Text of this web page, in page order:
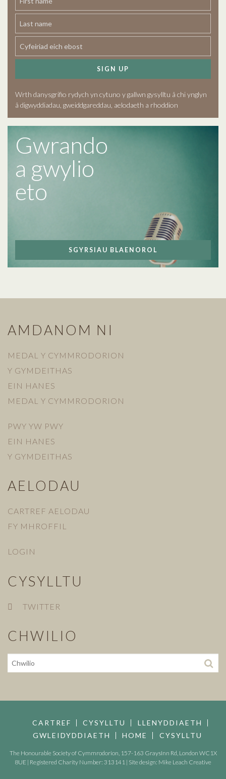
SIGN UP
Wrth danysgrifio rydych yn cytuno y gallwn gysylltu â chi ynglyn
â digwyddiadau, gweiddgareddau, aelodaeth a rhoddion
Gwrando
a gwylio
eto
SGYRSIAU BLAENOROL
AMDANOM NI
MEDAL Y CYMMRODORION
Y GYMDEITHAS
EIN HANES
MEDAL Y CYMMRODORION
PWY YW PWY
EIN HANES
Y GYMDEITHAS
AELODAU
CARTREF AELODAU
FY MHROFFIL
LOGIN
CYSYLLTU
TWITTER
CHWILIO
CARTREF CYSYLLTU
LLENYDDIAETH
GWLEIDYDDIAETH
HOME CYSYLLTU
The Honourable Society of Cymmrodorion, 157-163 GraysInn Rd, London WC1X
8UE | Registered Charity Number: 313141 | Site design: Mike Leach Creative